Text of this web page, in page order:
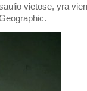
vietose, yra